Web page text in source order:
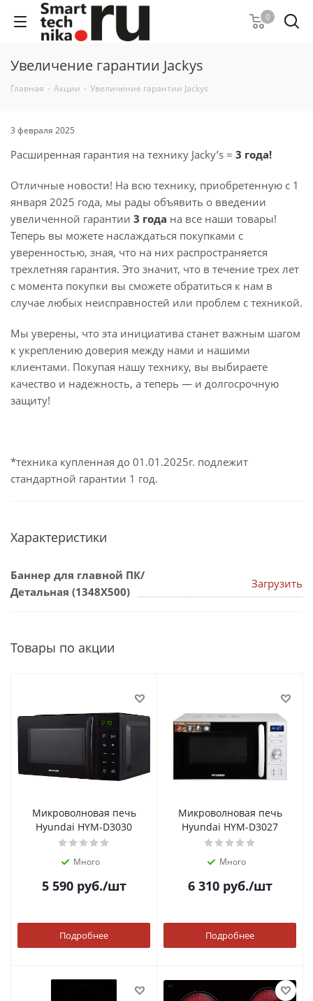
0
Увеличение гарантии Jackys
Главная - Акции - Увеличение гарантии Jackys
3 февраля 2025
Расширенная гарантия на технику Jacky’s = 3 года!
Отличные новости! На всю технику, приобретенную с 1
января 2025 года, мы рады объявить о введении
увеличенной гарантии 3 года на все наши товары!
Теперь вы можете наслаждаться покупками с
уверенностью, зная, что на них распространяется
трехлетняя гарантия. Это значит, что в течение трех лет
с момента покупки вы сможете обратиться к нам в
случае любых неисправностей или проблем с техникой.
Мы уверены, что эта инициатива станет важным шагом
к укреплению доверия между нами и нашими
клиентами. Покупая нашу технику, вы выбираете
качество и надежность, а теперь — и долгосрочную
защиту!
*техника купленная до 01.01.2025г. подлежит
стандартной гарантии 1 год.
Характеристики
Баннер для главной ПК/
Детальная (1348Х500)
Загрузить
Товары по акции
Микроволновая печь
Hyundai HYM-D3030
Много
5 590руб./шт
Подробнее
Микроволновая печь
Hyundai HYM-D3027
Много
6 310руб./шт
Подробнее